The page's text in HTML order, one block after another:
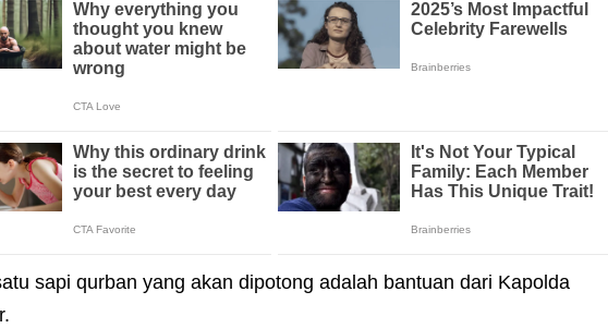
sapi qurban yang akan dipotong adalah bantuan dari Kapolda